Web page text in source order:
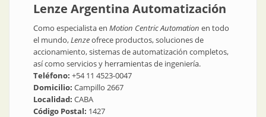
Lenze Argentina Automatización
Como especialista en Motion Centric Automation en todo
el mundo,Lenzeofrece productos, soluciones de
accionamiento, sistemas de automatización completos,
así como servicios y herramientas de ingeniería.
Teléfono: +54 11 4523-0047
Domicilio: Campillo 2667
Localidad: CABA
Código Postal: 1427